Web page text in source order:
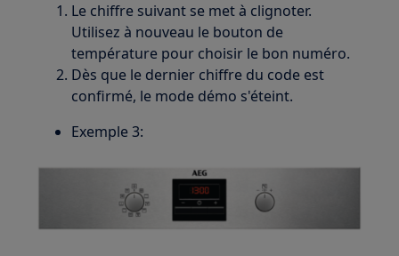
Le chiffre suivant se met à clignoter.
Utilisez à nouveau le bouton de
température pour choisir le bon numéro.
Dès que le dernier chiffre du code est
confirmé, le mode démo s'éteint.
Exemple 3: